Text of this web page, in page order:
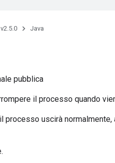
Java
pubblica
il processo quando
processo uscirà